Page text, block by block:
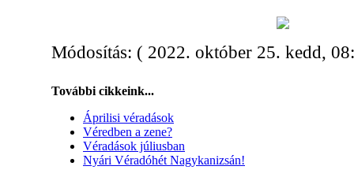
Módosítás: ( 2022. október 25. kedd,
További cikkeink...
Áprilisi véradások
Véredben a zene?
Véradások júliusban
Nyári Véradóhét Nagykanizsán!